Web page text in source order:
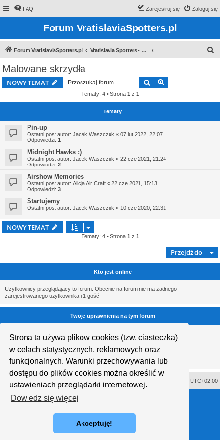
Strona ta używa plików cookies (tzw. ciasteczka)
w celach statystycznych, reklamowych oraz
funkcjonalnych. Warunki przechowywania lub
dostępu do plików cookies można określić w
ustawieniach przeglądarki internetowej.
Dowiedz się więcej
Akceptuję!
FAQ Zaloguj się
Zarejestruj się
Forum VratislaviaSpotters.pl
Forum VratislaviaSpotters.pl Vratislavia Spotters - Wroclawska grupa spotterska
Malowane skrzydła
NOWY TEMAT Szukaj
Tematy: 4 • Strona 1 z 1
Tematy
Pin-up
Ostatni post autor: Jacek Waszczuk « 07 lut 2022, 22:07
Odpowiedzi: 1
Midnight Hawks :)
Ostatni post autor: Jacek Waszczuk « 22 cze 2021, 21:24
Odpowiedzi: 2
Airshow Memories
Ostatni post autor: Alicja Air Craft « 22 cze 2021, 15:13
Odpowiedzi: 3
Startujemy
Ostatni post autor: Jacek Waszczuk « 10 cze 2020, 22:31
NOWY TEMAT
Tematy: 4 • Strona 1 z 1
Przejdź do
Kto jest online
Użytkownicy przeglądający to forum: Obecnie na forum nie ma żadnego
zarejestrowanego użytkownika i 1 gość
Twoje uprawnienia na tym forum
tworzyć nowych tematów
Nie możesz odpowiadać w tematach
Nie możeszzmieniać swoich postów
Nie możeszusuwać swoich postów
Nie możeszdodawać załączników
UTC+02:00
Usuń ciasteczka witryny
Technologię dostarczaphpBB® Forum Software © phpBB Limited
Polski pakiet językowy dostarcza